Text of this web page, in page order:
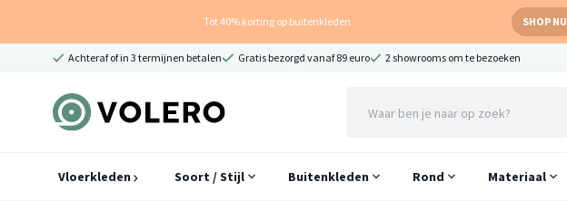
Tot 40% korting op buitenkleden SHOP NU
Achteraf of in 3 termijnen betalen Gratis bezorgd vanaf 89 euro 2 showrooms om te bezoeken
Vloerkleden Soort / Stijl Buitenkleden Rond Materiaal